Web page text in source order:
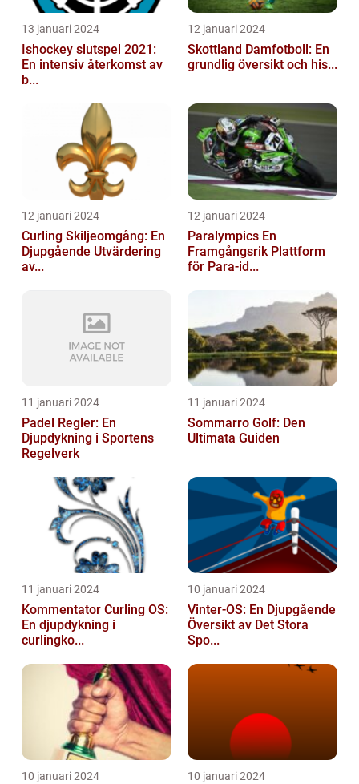
13 januari 2024
Ishockey slutspel 2021:
En intensiv återkomst av
b...
12 januari 2024
Skottland Damfotboll: En
grundlig översikt och his...
12 januari 2024
Curling Skiljeomgång: En
Djupgående Utvärdering
av...
12 januari 2024
Paralympics En
Framgångsrik Plattform
för Para-id...
11 januari 2024
Padel Regler: En
Djupdykning i Sportens
Regelverk
11 januari 2024
Sommarro Golf: Den
Ultimata Guiden
11 januari 2024
Kommentator Curling OS:
En djupdykning i
curlingko...
10 januari 2024
Vinter-OS: En Djupgående
Översikt av Det Stora
Spo...
10 januari 2024 10 januari 2024